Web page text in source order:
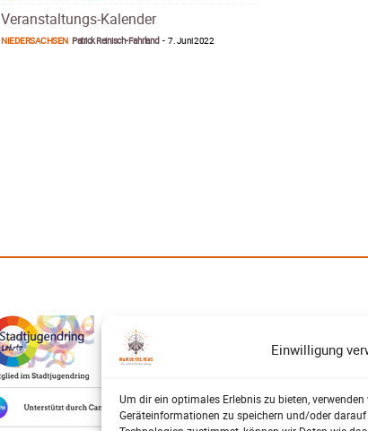
Einwilligung
Um dir ein optimales Erlebnis zu bieten,
Geräteinformationen zu speichern und/oder
Veranstaltungs-Kalender
NIEDERSACHSEN Patrick Reinisch-Fahrland - 7. Juni 2022